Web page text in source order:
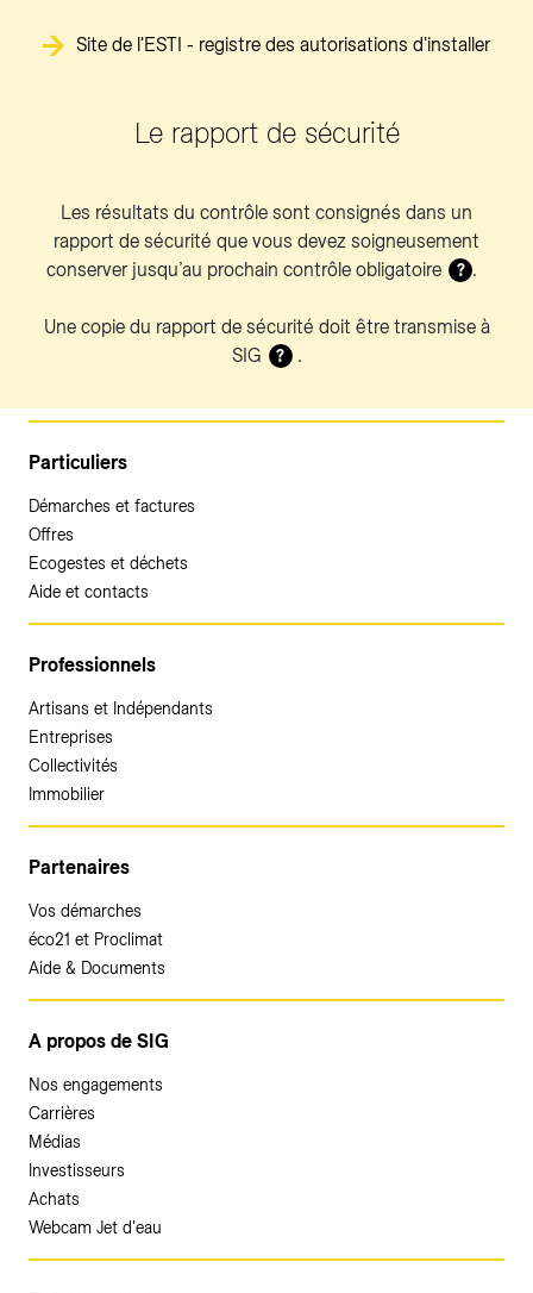
Site de l'ESTI - registre des autorisations d'installer
Le rapport de sécurité
Les résultats du contrôle sont consignés dans un
rapport de sécurité que vous devez soigneusement
conserver jusqu’au prochain contrôle obligatoire
? .
Une copie du rapport de sécurité doit être transmise à
SIG
? .
Particuliers
Démarches et factures
Offres
Ecogestes et déchets
Aide et contacts
Professionnels
Artisans et Indépendants
Entreprises
Collectivités
Immobilier
Partenaires
Vos démarches
éco21 et Proclimat
Aide & Documents
A propos de SIG
Nos engagements
Carrières
Médias
Investisseurs
Achats
Webcam Jet d'eau